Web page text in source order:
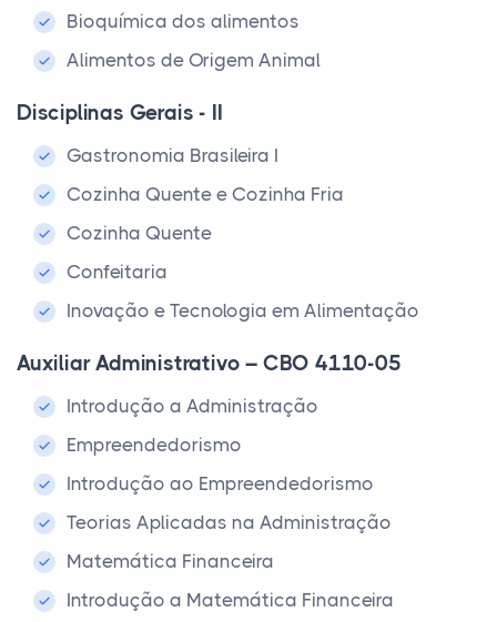
Bioquímica dos alimentos
Alimentos de Origem Animal
Disciplinas Gerais - II
Gastronomia Brasileira I
Cozinha Quente e Cozinha Fria
Cozinha Quente
Confeitaria
Inovação e Tecnologia em Alimentação
Auxiliar Administrativo – CBO 4110-05
Introdução a Administração
Empreendedorismo
Introdução ao Empreendedorismo
Teorias Aplicadas na Administração
Matemática Financeira
Introdução a Matemática Financeira